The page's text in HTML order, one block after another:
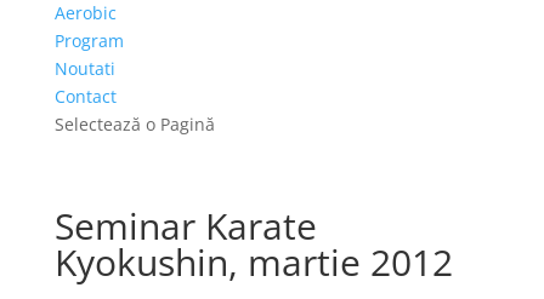
Aerobic
Program
Noutati
Contact
Selectează o Pagină
Seminar Karate
Kyokushin, martie 2012